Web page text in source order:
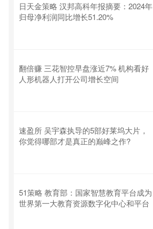
日天金策略 汉邦高科年报摘要：2024年
归母净利润同比增长51.20%
翻倍赚 三花智控早盘涨近7% 机构看好
人形机器人打开公司增长空间
速盈所 吴宇森执导的5部好莱坞大片，
你觉得哪部才是真正的巅峰之作?
51策略 教育部：国家智慧教育平台成为
世界第一大教育资源数字化中心和平台